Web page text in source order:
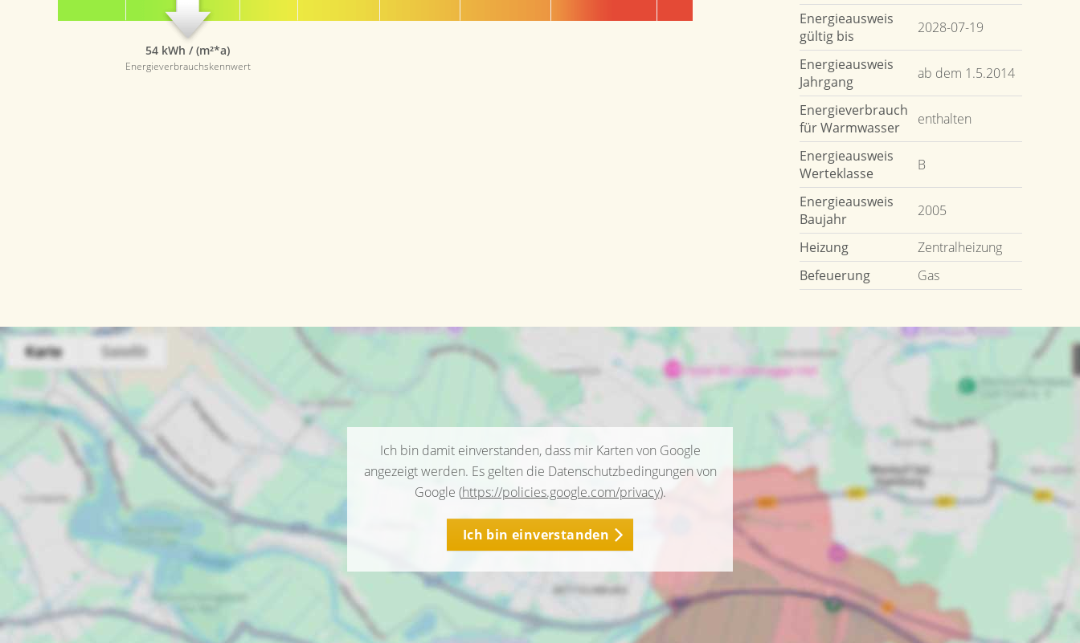
54 kWh / (m²*a)
Energieverbrauchskennwert
Energieausweis
gültig bis
2028-07-19
Energieausweis
Jahrgang
ab dem 1.5.2014
Energieverbrauch
für Warmwasser
enthalten
Energieausweis
Werteklasse
B
Energieausweis
Baujahr
2005
Heizung
Zentralheizung
Befeuerung
Gas
Ich bin damit einverstanden, dass mir Karten von Google
angezeigt werden. Es gelten die Datenschutzbedingungen von
Google (https://policies.google.com/privacy).
Ich bin einverstanden